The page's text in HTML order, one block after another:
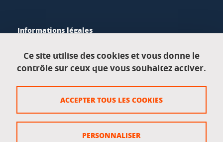
Informations légales
Données personnelles
Crédits
Ce site utilise des cookies et vous donne le
contrôle sur ceux que vous souhaitez activer.
ACCEPTER TOUS LES COOKIES
PERSONNALISER